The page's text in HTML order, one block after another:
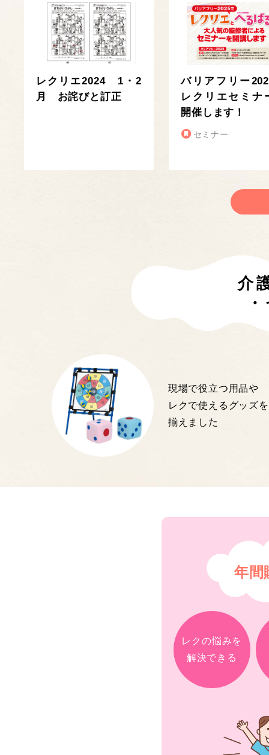
レクリエ2024 1・2
月 お詫びと訂正
バリアフリー
レクリエセミナ
開催します！
セミナー
介
現場で役立つ用品や
レクで使えるグッズを
揃えました
年間
レクの悩みを
解決できる